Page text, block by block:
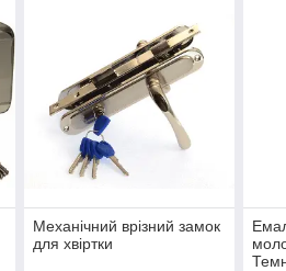
Механічний врізний замок
для хвіртки